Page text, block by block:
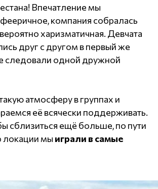
Впечатление мы
компания собралась
харизматичная. Девчата
друг с другом в первый же
следовали одной дружной
атмосферу в группах и
её всячески поддерживать.
сблизиться ещё больше, по пути
локации мы играли в самые